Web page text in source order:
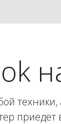
техники,